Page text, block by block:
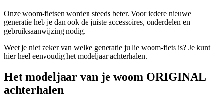
Onze woom-fietsen worden steeds beter. Voor iedere nieuwe
generatie heb je dan ook de juiste accessoires, onderdelen en
gebruiksaanwijzing nodig.
Weet je niet zeker van welke generatie jullie woom-fiets is? Je kunt
hier heel eenvoudig het modeljaar achterhalen.
Het modeljaar van je woom ORIGINAL
achterhalen